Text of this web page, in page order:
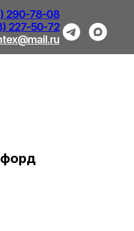
290-78-08
227-50-72